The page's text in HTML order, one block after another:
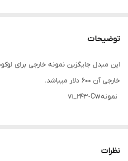
توضیحات
این مبدل جایگزین نمونه خارجی برای
خارجی آن ۶۰۰ دلار میباشد.
نمونهv1_243-Cw
نظرات